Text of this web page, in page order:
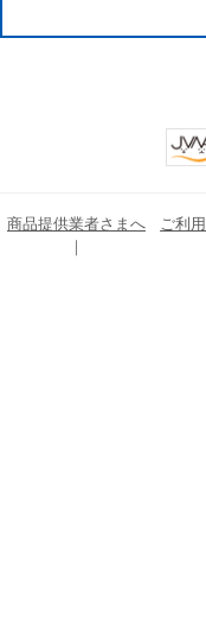
商品提供業者さまへ ご利